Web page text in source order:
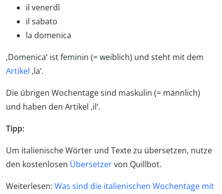
il venerdì
il sabato
la domenica
‚Domenica‘ ist feminin (= weiblich) und steht mit dem
Artikel ‚la‘.
Die übrigen Wochentage sind maskulin (= männlich)
und haben den Artikel ‚il‘.
Tipp:
Um italienische Wörter und Texte zu übersetzen, nutze
den kostenlosen Übersetzervon Quillbot.
Weiterlesen: Was sind die italienischen Wochentage mit